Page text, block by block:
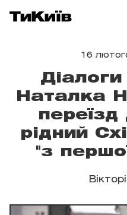
16
Наталка
рідний
"з